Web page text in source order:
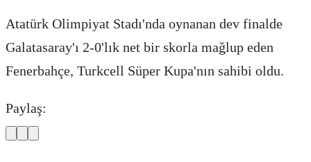
Atatürk Olimpiyat Stadı'nda oynanan dev finalde
Galatasaray'ı 2-0'lık net bir skorla mağlup eden
Fenerbahçe, Turkcell Süper Kupa'nın sahibi oldu.
Paylaş: